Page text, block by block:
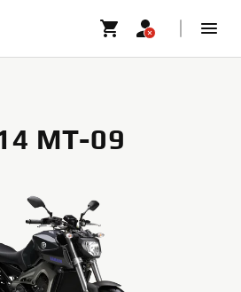
MT-09